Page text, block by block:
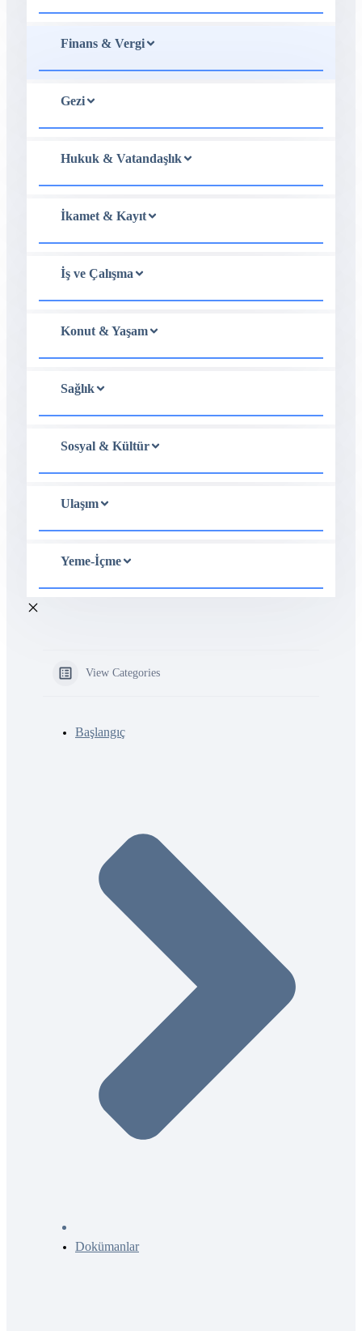
Finans & Vergi
Gezi
Hukuk & Vatandaşlık
İkamet & Kayıt
İş ve Çalışma
Konut & Yaşam
Sağlık
Sosyal & Kültür
Ulaşım
Yeme-İçme
View Categories
Başlangıç
Dokümanlar